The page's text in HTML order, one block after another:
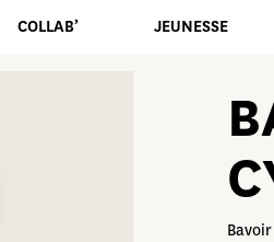
COLLAB’ JEUNESSE
Mon compte